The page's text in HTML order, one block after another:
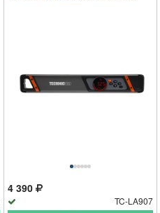
4 390
TC-LA907